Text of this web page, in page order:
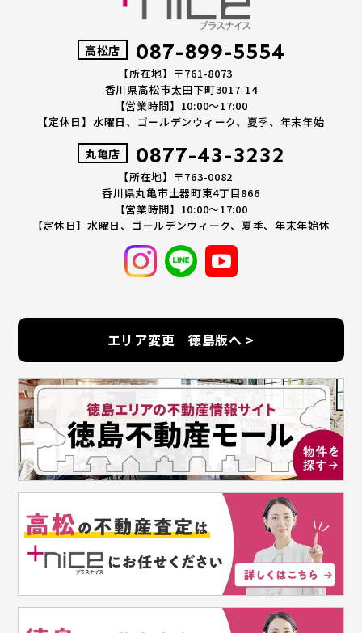
高松店 087-899-5554
【所在地】〒761-8073
香川県高松市太田下町3017-14
【営業時間】10:00～17:00
【定休日】水曜日、ゴールデンウィーク、夏季、年末年始
丸亀店 0877-43-3232
【所在地】〒763-0082
香川県丸亀市土器町東4丁目866
【営業時間】10:00～17:00
【定休日】水曜日、ゴールデンウィーク、夏季、年末年始休
エリア変更 徳島版へ >